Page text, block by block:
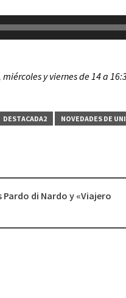
miércoles y viernes de 14 a
DESTACADA2 NOVEDADES DE
Pardo di Nardo y «Viajero